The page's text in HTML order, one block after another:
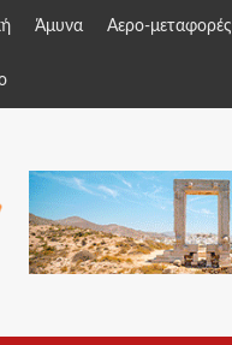
Άμυνα Αερο-μεταφορές